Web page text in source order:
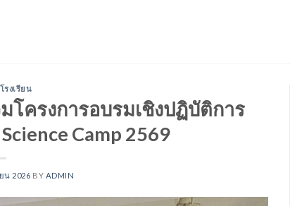
รงเรียน
โครงการอบรมเชิงปฏิบัติการ
Camp 2569
น 2026 BY ADMIN